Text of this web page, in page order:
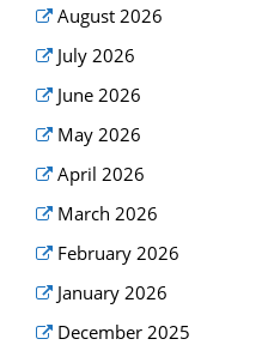
August 2026
July 2026
June 2026
May 2026
April 2026
March 2026
February 2026
January 2026
December 2025